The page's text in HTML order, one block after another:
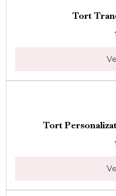
Tort
Tort